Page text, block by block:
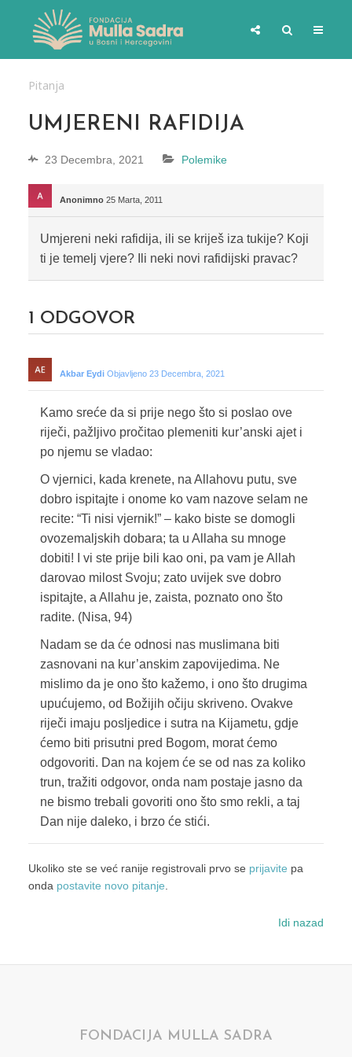
Pitanja
UMJERENI RAFIDIJA
23 Decembra, 2021 Polemike
Anonimno 25 Marta, 2011
Umjereni neki rafidija, ili se kriješ iza tukije? Koji
ti je temelj vjere? Ili neki novi rafidijski pravac?
1 ODGOVOR
Akbar Eydi Objavljeno 23 Decembra, 2021
Kamo sreće da si prije nego što si poslao ove
riječi, pažljivo pročitao plemeniti kur’anski ajet i
po njemu se vladao:
O vjernici, kada krenete, na Allahovu putu, sve
dobro ispitajte i onome ko vam nazove selam ne
recite: “Ti nisi vjernik!” – kako biste se domogli
ovozemaljskih dobara; ta u Allaha su mnoge
dobiti! I vi ste prije bili kao oni, pa vam je Allah
darovao milost Svoju; zato uvijek sve dobro
ispitajte, a Allahu je, zaista, poznato ono što
radite. (Nisa, 94)
Nadam se da će odnosi nas muslimana biti
zasnovani na kur’anskim zapovijedima. Ne
mislimo da je ono što kažemo, i ono što drugima
upućujemo, od Božijih očiju skriveno. Ovakve
riječi imaju posljedice i sutra na Kijametu, gdje
ćemo biti prisutni pred Bogom, morat ćemo
odgovoriti. Dan na kojem će se od nas za koliko
trun, tražiti odgovor, onda nam postaje jasno da
ne bismo trebali govoriti ono što smo rekli, a taj
Dan nije daleko, i brzo će stići.
Ukoliko ste se već ranije registrovali prvo se prijavite pa
onda postavite novo pitanje.
Idi nazad
FONDACIJA MULLA SADRA